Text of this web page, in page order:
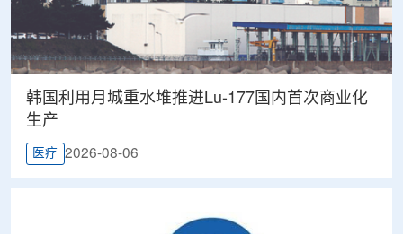
韩国利用月城重水堆推进Lu-177国内首次商业化
生产
医疗 2026-08-06